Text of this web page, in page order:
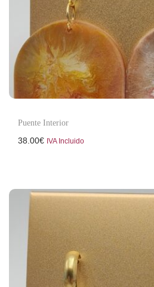
Puente Interior
38.00€ IVA Incluido